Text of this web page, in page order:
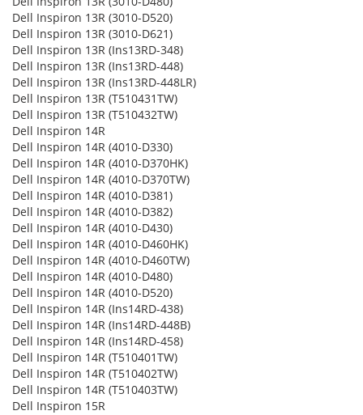
Dell Inspiron 13R (3010-D520)
Dell Inspiron 13R (3010-D621)
Dell Inspiron 13R (Ins13RD-348)
Dell Inspiron 13R (Ins13RD-448)
Dell Inspiron 13R (Ins13RD-448LR)
Dell Inspiron 13R (T510431TW)
Dell Inspiron 13R (T510432TW)
Dell Inspiron 14R
Dell Inspiron 14R (4010-D330)
Dell Inspiron 14R (4010-D370HK)
Dell Inspiron 14R (4010-D370TW)
Dell Inspiron 14R (4010-D381)
Dell Inspiron 14R (4010-D382)
Dell Inspiron 14R (4010-D430)
Dell Inspiron 14R (4010-D460HK)
Dell Inspiron 14R (4010-D460TW)
Dell Inspiron 14R (4010-D480)
Dell Inspiron 14R (4010-D520)
Dell Inspiron 14R (Ins14RD-438)
Dell Inspiron 14R (Ins14RD-448B)
Dell Inspiron 14R (Ins14RD-458)
Dell Inspiron 14R (T510401TW)
Dell Inspiron 14R (T510402TW)
Dell Inspiron 14R (T510403TW)
Dell Inspiron 15R